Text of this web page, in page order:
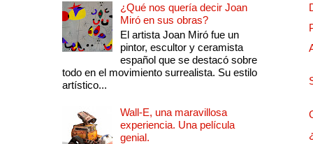
¿Qué nos quería decir Joan
Miró en sus obras?
El artista Joan Miró fue un
pintor, escultor y ceramista
español que se destacó sobre
todo en el movimiento surrealista. Su estilo
artístico...
Wall-E, una maravillosa
experiencia. Una película
genial.